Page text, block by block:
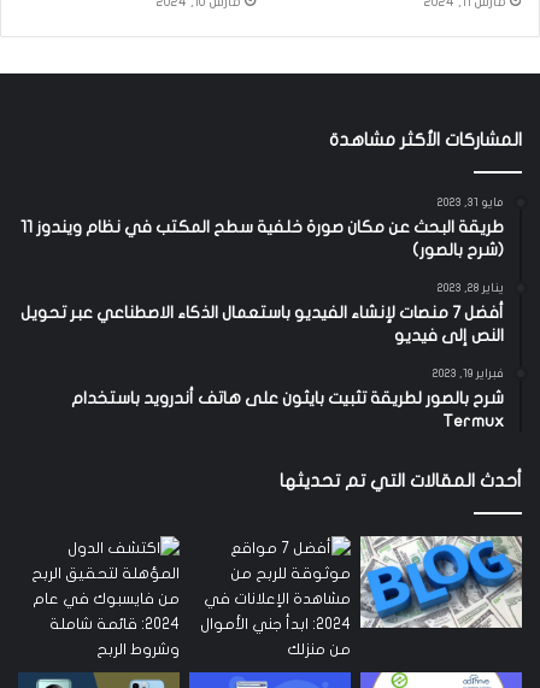
المشاركات الأكثر مشاهدة
مايو 31, 2023
طريقة البحث عن مكان صورة خلفية سطح المكتب في نظام ويندوز 11
(شرح بالصور)
يناير 28, 2023
أفضل 7 منصات لإنشاء الفيديو باستعمال الذكاء الاصطناعي عبر تحويل
النص إلى فيديو
فبراير 19, 2023
شرح بالصور لطريقة تثبيت بايثون على هاتف أندرويد باستخدام
Termux
أحدث المقالات التي تم تحديثها